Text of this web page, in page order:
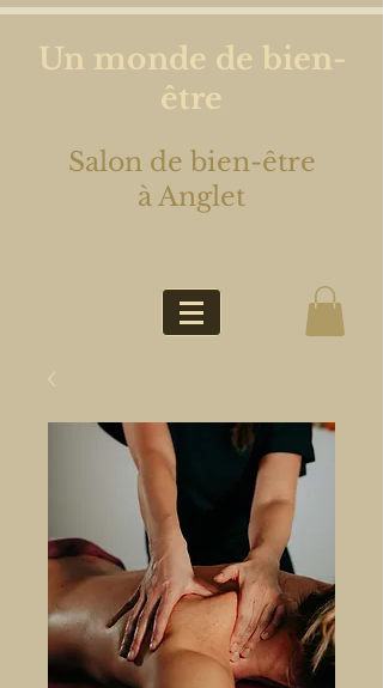
Un monde de bien-
être
Salon de bien-être
à Anglet